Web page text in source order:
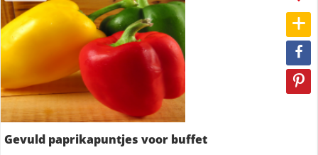
Gevuld paprikapuntjes voor buffet